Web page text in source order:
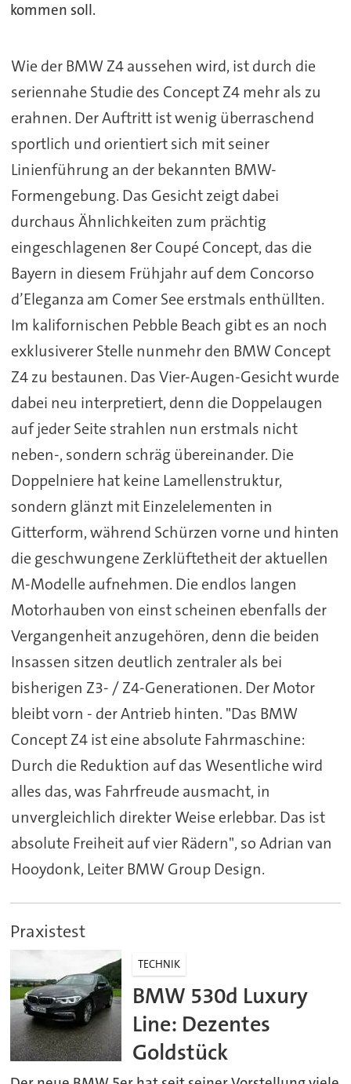
kommen soll.
Wie der BMW Z4 aussehen wird, ist durch die
seriennahe Studie des Concept Z4 mehr als zu
erahnen. Der Auftritt ist wenig überraschend
sportlich und orientiert sich mit seiner
Linienführung an der bekannten BMW-
Formengebung. Das Gesicht zeigt dabei
durchaus Ähnlichkeiten zum prächtig
eingeschlagenen 8er Coupé Concept, das die
Bayern in diesem Frühjahr auf dem Concorso
d’Eleganza am Comer See erstmals enthüllten.
Im kalifornischen Pebble Beach gibt es an noch
exklusiverer Stelle nunmehr den BMW Concept
Z4 zu bestaunen. Das Vier-Augen-Gesicht wurde
dabei neu interpretiert, denn die Doppelaugen
auf jeder Seite strahlen nun erstmals nicht
neben-, sondern schräg übereinander. Die
Doppelniere hat keine Lamellenstruktur,
sondern glänzt mit Einzelelementen in
Gitterform, während Schürzen vorne und hinten
die geschwungene Zerklüftetheit der aktuellen
M-Modelle aufnehmen. Die endlos langen
Motorhauben von einst scheinen ebenfalls der
Vergangenheit anzugehören, denn die beiden
Insassen sitzen deutlich zentraler als bei
bisherigen Z3- / Z4-Generationen. Der Motor
bleibt vorn - der Antrieb hinten. "Das BMW
Concept Z4 ist eine absolute Fahrmaschine:
Durch die Reduktion auf das Wesentliche wird
alles das, was Fahrfreude ausmacht, in
unvergleichlich direkter Weise erlebbar. Das ist
absolute Freiheit auf vier Rädern", so Adrian van
Hooydonk, Leiter BMW Group Design.
Praxistest
TECHNIK
BMW 530d Luxury
Line: Dezentes
Goldstück